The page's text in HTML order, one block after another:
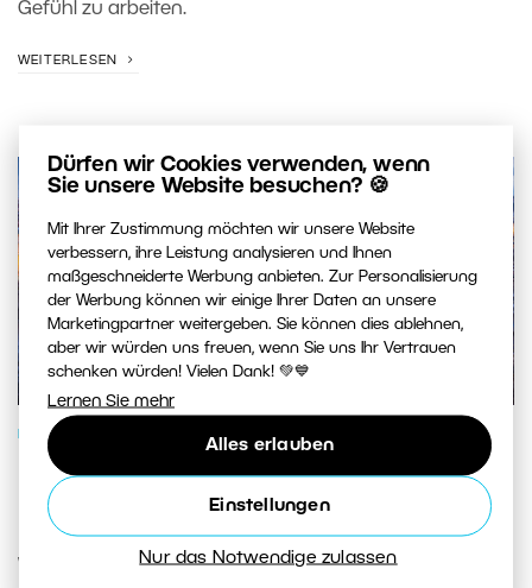
Dürfen wir Cookies verwenden, wenn
Sie unsere Website besuchen? 🍪
Mit Ihrer Zustimmung möchten wir unsere Website
verbessern, ihre Leistung analysieren und Ihnen
maßgeschneiderte Werbung anbieten. Zur Personalisierung
der Werbung können wir einige Ihrer Daten an unsere
Marketingpartner weitergeben. Sie können dies ablehnen,
aber wir würden uns freuen, wenn Sie uns Ihr Vertrauen
schenken würden! Vielen Dank! 💚💙
Lernen Sie mehr
Alles erlauben
Einstellungen
Nur das Notwendige zulassen
Gefühl zu arbeiten.
WEITERLESEN
FOTOSCHULE
Blaue Stunde: So machen Sie das
Beste aus ihr
Wir zeigen Ihnen, wie Sie während der blauen Stunde